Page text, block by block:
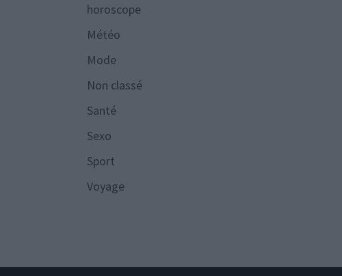
horoscope
Météo
Mode
Non classé
Santé
Sexo
Sport
Voyage